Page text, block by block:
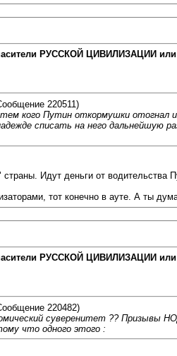
РУССКОЙ ЦИВИЛИЗАЦИИ
220511)
кого Путин откормушки отогнал
списать на него
Идут деньги от водительства
тот конечно в ауте. А ты
РУССКОЙ ЦИВИЛИЗАЦИИ
220482)
суверенитет ?? Призывы
что одного этого :